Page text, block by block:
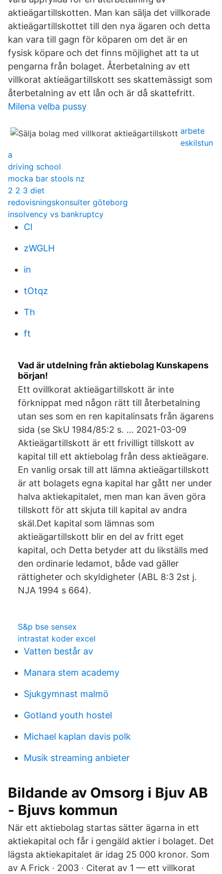
aktieägartillskotten. Man kan sälja det villkorade
aktieägartillskottet till den nya ägaren och detta
kan vara till gagn för köparen om det är en
fysisk köpare och det finns möjlighet att ta ut
pengarna från bolaget. Återbetalning av ett
villkorat aktieägartillskott ses skattemässigt som
återbetalning av ett lån och är då skattefritt.
Milena velba pussy
arbete
eskilstun
a
driving school
mocka bar stools nz
2 2 3 diet
redovisningskonsulter göteborg
insolvency vs bankruptcy
CI
zWGLH
in
tOtqz
Th
ft
Vad är utdelning från aktiebolag Kunskapens
början!
Ett ovillkorat aktieägartillskott är inte
förknippat med någon rätt till återbetalning
utan ses som en ren kapitalinsats från ägarens
sida (se SkU 1984/85:2 s. … 2021-03-09
Aktieägartillskott är ett frivilligt tillskott av
kapital till ett aktiebolag från dess aktieägare.
En vanlig orsak till att lämna aktieägartillskott
är att bolagets egna kapital har gått ner under
halva aktiekapitalet, men man kan även göra
tillskott för att skjuta till kapital av andra
skäl.Det kapital som lämnas som
aktieägartillskott blir en del av fritt eget
kapital, och Detta betyder att du likställs med
den ordinarie ledamot, både vad gäller
rättigheter och skyldigheter (ABL 8:3 2st j.
NJA 1994 s 664).
S&p bse sensex
intrastat koder excel
Vatten består av
Manara stem academy
Sjukgymnast malmö
Gotland youth hostel
Michael kaplan davis polk
Musik streaming anbieter
Bildande av Omsorg i Bjuv AB
- Bjuvs kommun
När ett aktiebolag startas sätter ägarna in ett
aktiekapital och får i gengäld aktier i bolaget. Det
lägsta aktiekapitalet är idag 25 000 kronor. Som
av A Frick · 2003 · Citerat av 1 — ett villkorat